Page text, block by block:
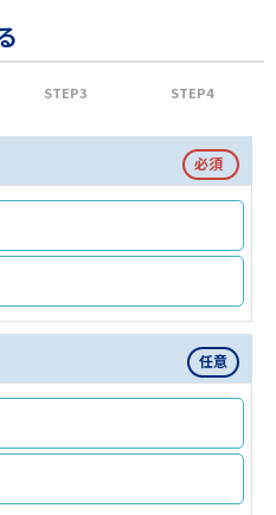
STEP3 STEP4
必須
任意